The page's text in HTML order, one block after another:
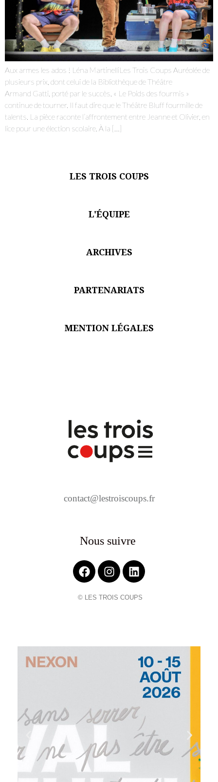
Aux armes les ados ! Léna MartinelliLes Trois Coups Auréolée de
plusieurs prix, dont celui de la Bibliothèque de Théâtre
Armand Gatti, porté par le succès, « Le Poids des fourmis »
continue de tourner. Il faut dire que le Théâtre Bluff fourmille de
talents. La pièce raconte l’affrontement entre Jeanne et Olivier, en
lice pour une élection scolaire. À la […]
LES TROIS COUPS
L'ÉQUIPE
ARCHIVES
PARTENARIATS
MENTION LÉGALES
contact@lestroiscoups.fr
Nous suivre
© LES TROIS COUPS